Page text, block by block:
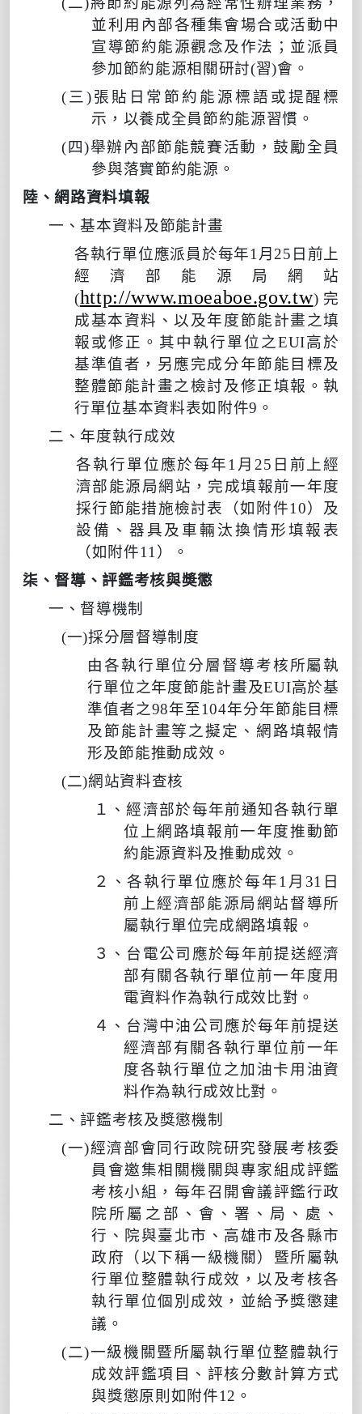
並利用內部各種集會場合或活動中
宣導節約能源觀念及作法；並派員
參加節約能源相關研討(習)會。
( 三 )張貼日常節約能源標語或提醒標
示，以養成全員節約能源習慣。
(四)舉辦內部節能競賽活動，鼓勵全員
參與落實節約能源。
陸、網路資料填報
一、基本資料及節能計畫
各執行單位應派員於每年1 月 25 日前上
經濟部能源局網站
(http://www.moeaboe.gov.tw) 完
成基本資料、以及年度節能計畫之填
報或修正。其中執行單位之 EUI高於
基準值者，另應完成分年節能目標及
整體節能計畫之檢討及修正填報。執
行單位基本資料表如附件9 。
二、年度執行成效
各執行單位應於每年1 月 25 日前上經
濟部能源局網站，完成填報前一年度
採行節能措施檢討表
（如附件10）及
設備、器具及車輛汰換情形填報表
（如附件11 ）。
柒、督導、評鑑考核與奬懲
一、督導機制
(一)採分層督導制度
由各執行單位分層督導考核所屬執
行單位之年度節能計畫及EUI高於基
準值者之98年至104年分年節能目標
及節能計畫等之擬定、網路填報情
形及節能推動成效。
(二)網站資料查核
１、經濟部於每年前通知各執行單
位上網路填報前一年度推動節
約能源資料及推動成效。
２、各執行單位應於每年1 月 31 日
前上經濟部能源局網站督導所
屬執行單位完成網路填報。
３、 台電公司應於每年前提送經濟
部有關各執行單位前一年度用
電資料作為執行成效比對。
４、台灣中油公司應於每年前提送
經濟部有關各執行單位前一年
度各執行單位之加油卡用油資
料作為執行成效比對。
二、評鑑考核及獎懲機制
(一)經濟部會同行政院研究發展考核委
員會邀集相關機關與專家組成評鑑
考核小組，每年召開會議評鑑行政
院所屬之部、會、署、局、處、
行、院與臺北市、高雄市及各縣市
政府（以下稱一級機關）暨所屬執
行單位整體執行成效，以及考核各
執行單位個別成效 ，並給予獎懲建
議。
(二)一級機關暨所屬執行單位整體執行
成效評鑑項目、評核分數計算方式
與獎懲原則如附件12 。